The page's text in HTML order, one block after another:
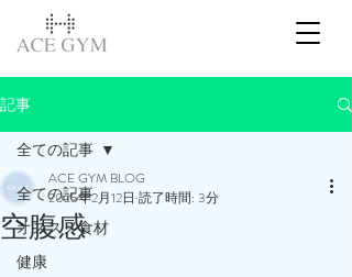
記事
全ての記事
オススメ食材
健康
全ての記事
空腹感
ACE GYM BLOG
2025年2月12日 読了時間: 3分